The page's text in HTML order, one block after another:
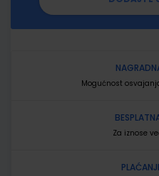
Mogućnost
Za iznose